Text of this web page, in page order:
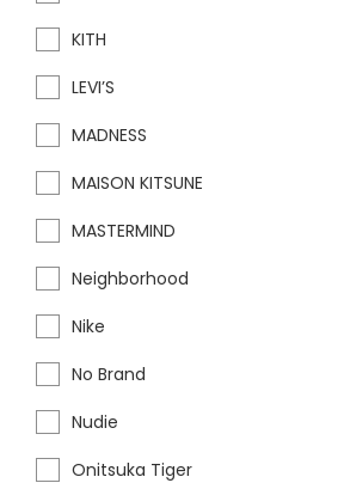
KITH
LEVI’S
MADNESS
MAISON KITSUNE
MASTERMIND
Neighborhood
Nike
No Brand
Nudie
Onitsuka Tiger